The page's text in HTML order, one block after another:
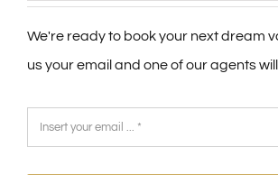
We're ready to book your next dream
us your email and one of our agents